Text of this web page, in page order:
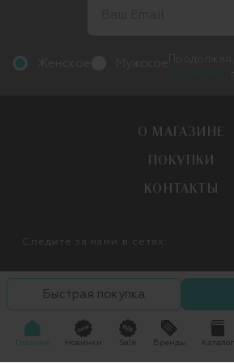
О МАГАЗИНЕ
ПОКУПКИ
КОНТАКТЫ
Следите за нами в сетях:
Быстрая покупка
Главная Новинки Sale Бренды Каталог